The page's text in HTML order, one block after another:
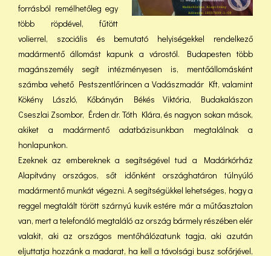
forrásból remélhetőleg egy
több röpdével, fűtött
volierrel, szociális és bemutató helyiségekkel rendelkező
madármentő állomást kapunk a várostól. Budapesten több
magánszemély segít intézményesen is, mentőállomásként
számba vehető Pestszentlőrincen a Vadászmadár Kft, valamint
Kökény László, Kőbányán Békés Viktória, Budakalászon
Cseszlai Zsombor, Érden dr. Tóth Klára, és nagyon sokan mások,
akiket a madármentő adatbázisunkban megtalálnak a
honlapunkon.
Ezeknek az embereknek a segítségével tud a Madárkórház
Alapítvány országos, sőt időnként országhatáron túlnyúló
madármentő munkát végezni. A segítségükkel lehetséges, hogy a
reggel megtalált törött szárnyú kuvik estére már a műtőasztalon
van, mert a telefonáló megtaláló az ország bármely részében elér
valakit, aki az országos mentőhálózatunk tagja, aki azután
eljuttatja hozzánk a madarat, ha kell a távolsági busz sofőrjével,